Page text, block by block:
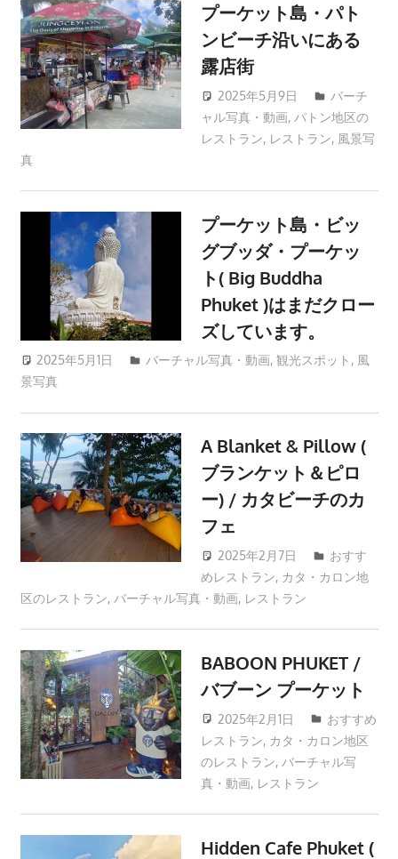
目
線
か
つ、
プ
ー
ケ
化
し
た
報
を
プ
ー
ケ
ッ
ト・
パ
ビ
ー
チ
よ
り
発
プーケット島・パト
ンビーチ沿いにある
露店街
2025年5月9日
patong003
バーチ
ャル写真・動画, パトン地区の
レストラン, レストラン, 風景写
真
プーケット島・ビッ
グブッダ・プーケッ
ト( Big Buddha
Phuket )はまだクロー
ズしています。
2025年5月1日 patong003
バーチャル写真・動画,観光スポット , 風
景写真
A Blanket & Pillow (
ブランケット＆ピロ
ー) / カタビーチのカ
フェ
2025年2月7日
patong003
おすす
めレストラン, カタ・カロン地
区のレストラン, バーチャル写真・動画, レストラン
BABOON PHUKET /
バブーン プーケット
2025年2月1日 patong003
おすすめ
レストラン, カタ・カロン地区
のレストラン, バーチャル写
真・動画, レストラン
Hidden Cafe Phuket (